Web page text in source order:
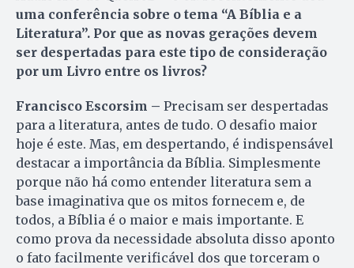
uma conferência sobre o tema “A Bíblia e a
Literatura”. Por que as novas gerações devem
ser despertadas para este tipo de consideração
por um Livro entre os livros?
Francisco Escorsim – Precisam ser despertadas
para a literatura, antes de tudo. O desafio maior
hoje é este. Mas, em despertando, é indispensável
destacar a importância da Bíblia. Simples­mente
porque não há como entender literatura sem a
base imaginativa que os mitos fornecem e, de
todos, a Bíblia é o maior e mais importante. E
como prova da necessidade absoluta disso aponto
o fato facilmente verificável dos que torceram o